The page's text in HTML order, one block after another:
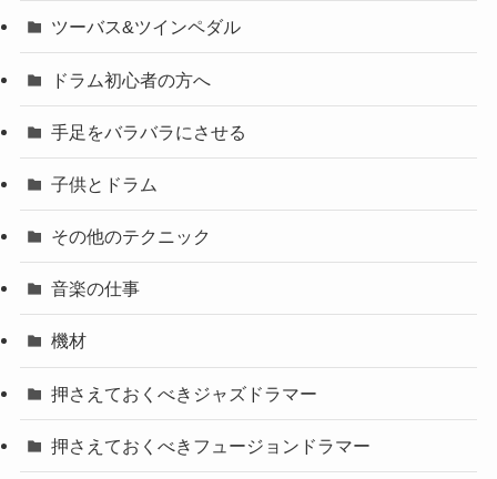
ツーバス&ツインペダル
ドラム初心者の方へ
手足をバラバラにさせる
子供とドラム
その他のテクニック
音楽の仕事
機材
押さえておくべきジャズドラマー
押さえておくべきフュージョンドラマー